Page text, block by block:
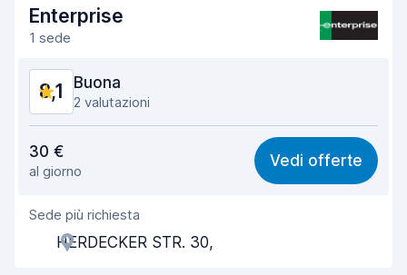
Rapidità della riconsegna 8,2
Condizioni dell'auto
Enterprise
1 sede
8,1 Buona
2 valutazioni
7,6
Facile da trovare 8,2
Gentilezza degli agenti
Rapidità del ritiro
30 €
al giorno
Vedi offerte
Sede più richiesta
HERDECKER STR. 30,